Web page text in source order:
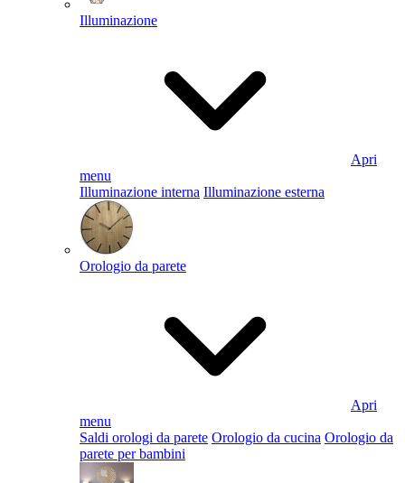
Illuminazione
Apri
menu
Illuminazione interna Illuminazione esterna
Orologio da parete
Apri
menu
Saldi orologi da parete Orologio da cucina Orologio da
parete per bambini